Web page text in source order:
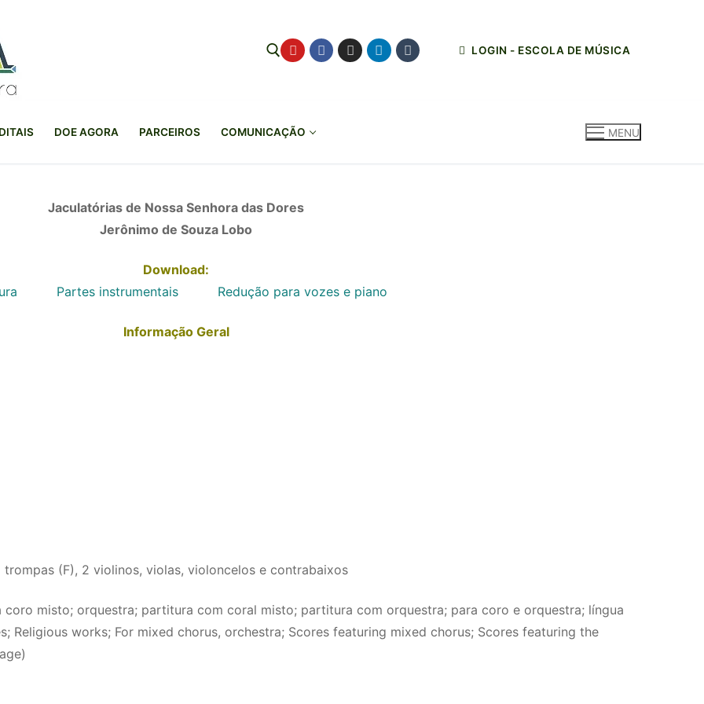
LOGIN - ESCOLA DE MÚSICA
DOE AGORA PARCEIROS COMUNICAÇÃO MENU
Jaculatórias de Nossa Senhora das Dores
Jerônimo de Souza Lobo
Download:
Partes instrumentais Redução para vozes e piano
Informação Geral
(F), 2 violinos, violas, violoncelos e contrabaixos
coro misto; orquestra; partitura com coral misto; partitura com orquestra; para coro e orquestra; língua
Religious works; For mixed chorus, orchestra; Scores featuring mixed chorus; Scores featuring the